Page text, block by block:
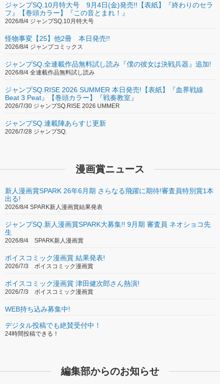
ジャンプSQ.10月特大号 9月4日(金)発売!!【表紙】『終わりのセラ
フ』【巻頭カラー】『この音とまれ！』
2026/8/4 ジャンプSQ.10月特大号
怪物事変【25】他2冊 本日発売!!
2026/8/4 ジャンプコミックス
ジャンプSQ.全連載作品無料試し読み『僕の彼女は決戦兵器』追加!
2026/8/4 全連載作品無料試し読み
ジャンプSQ.RISE 2026 SUMMER 本日発売!【表紙】『血界戦線
Beat 3 Peat』【巻頭カラー】『戦奏教室』
2026/7/30 ジャンプSQ.RISE 2026 UMMER
ジャンプSQ.連載陣あらすじ更新
2026/7/28 ジャンプSQ.
漫画賞ニュース
新人漫画賞SPARK 26年6月期 さらなる飛躍に期待!審査員特別賞1本
出る!
2026/8/4 SPARK新人漫画賞結果発表
ジャンプSQ.新人漫画賞SPARK大募集!! 9月期 審査員 ネオショコ先
生
2026/8/4 SPARK新人漫画賞
ボイスコミック漫画賞 結果発表!
2026/7/3 ボイスコミック漫画賞
ボイスコミック漫画賞 津田健次郎さん熱演!
2026/7/3 ボイスコミック漫画賞
WEB持ち込み募集中!
デジタル投稿でも絶賛受付中！
24時間投稿できる！
編集部からのお知らせ